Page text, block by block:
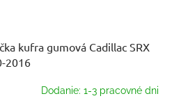
kufra gumová Cadillac SRX
2016
Dodanie: 1-3 pracovné dni